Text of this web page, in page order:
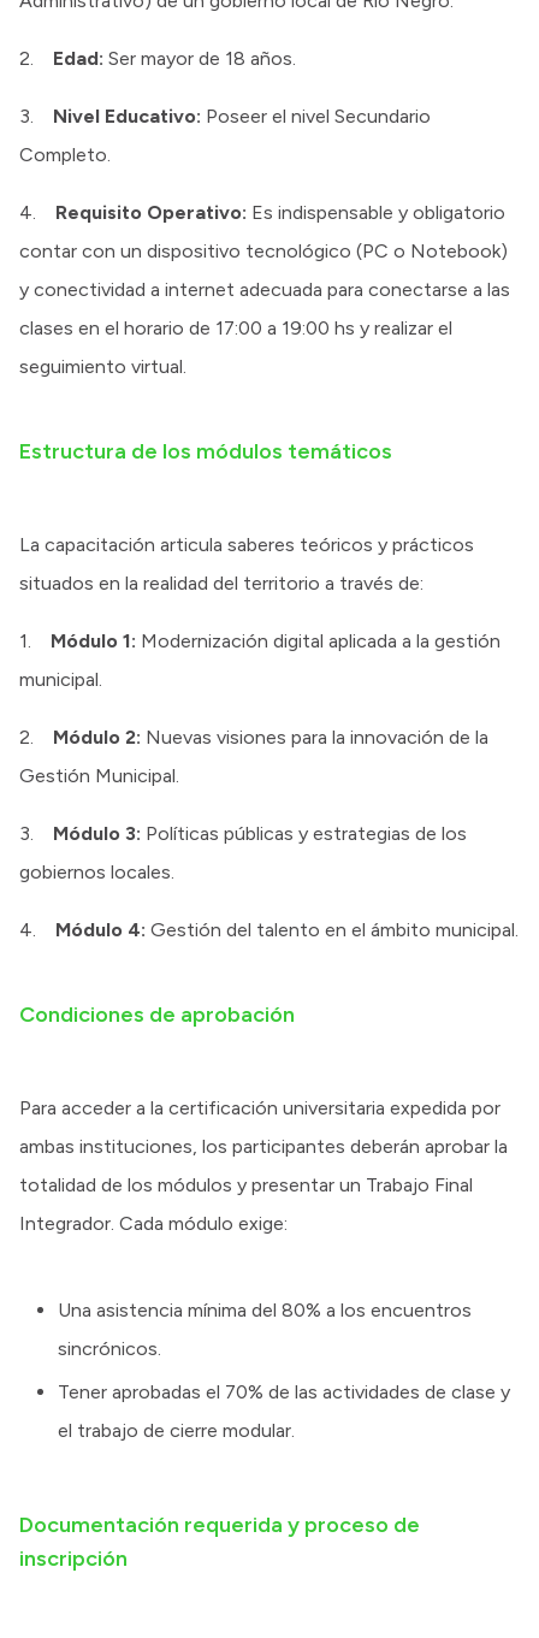
2. Edad: Ser mayor de 18 años.
3. Nivel Educativo: Poseer el nivel Secundario
Completo.
4. Requisito Operativo: Es indispensable y obligatorio
contar con un dispositivo tecnológico (PC o Notebook)
y conectividad a internet adecuada para conectarse a las
clases en el horario de 17:00 a 19:00 hs y realizar el
seguimiento virtual.
Estructura de los módulos temáticos
La capacitación articula saberes teóricos y prácticos
situados en la realidad del territorio a través de:
1. Módulo 1: Modernización digital aplicada a la gestión
municipal.
2. Módulo 2: Nuevas visiones para la innovación de la
Gestión Municipal.
3. Módulo 3: Políticas públicas y estrategias de los
gobiernos locales.
4. Módulo 4: Gestión del talento en el ámbito municipal.
Condiciones de aprobación
Para acceder a la certificación universitaria expedida por
ambas instituciones, los participantes deberán aprobar la
totalidad de los módulos y presentar un Trabajo Final
Integrador. Cada módulo exige:
Una asistencia mínima del 80% a los encuentros
sincrónicos.
Tener aprobadas el 70% de las actividades de clase y
el trabajo de cierre modular.
Documentación requerida y proceso de
inscripción